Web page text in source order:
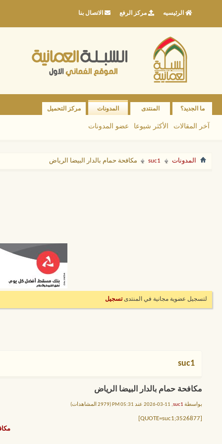
الرئيسيه مركز الرفع الاتصال بنا
ما الجديد؟ المنتدى المدونات
آخر المقالات الأكثر شيوعا عضو المدونات
مركز التحميل
المدونات suc1 مكافحة حمام بالدار البيضا الرياض
لتسجيل عضوية مجانية في المنتدىتسجيل
suc1
مكافحة حمام بالدار البيضا الرياض
بواسطة suc1, 11-03-2026 عند 05:31 PM (2979 المشاهدات)
[QUOTE=suc1;3526877]